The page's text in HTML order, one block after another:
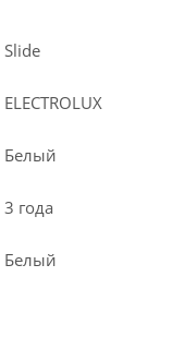
Slide
ELECTROLUX
Белый
3 года
Белый